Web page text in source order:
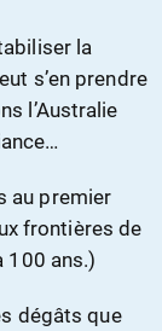
la
s’en prendre
l’Australie
au premier
frontières de
100 ans.)
dégâts que